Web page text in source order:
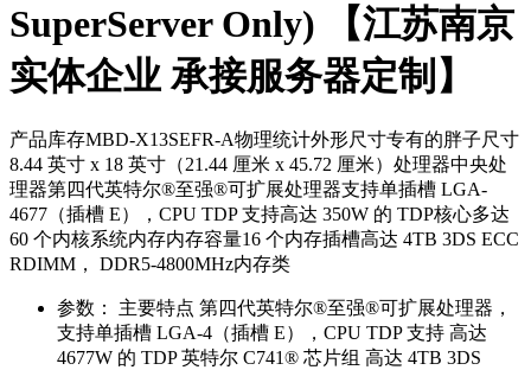
SuperServer Only) 【江苏南京
实体企业 承接服务器定制】
产品库存MBD-X13SEFR-A物理统计外形尺寸专有的胖子尺寸
8.44 英寸 x 18 英寸（21.44 厘米 x 45.72 厘米）处理器中央处
理器第四代英特尔®至强®可扩展处理器支持单插槽 LGA-
4677（插槽 E），CPU TDP 支持高达 350W 的 TDP核心多达
60 个内核系统内存内存容量16 个内存插槽高达 4TB 3DS ECC
RDIMM， DDR5-4800MHz内存类
参数：
主要特点 第四代英特尔®至强®可扩展处理器，
支持单插槽 LGA-4（插槽 E），CPU TDP 支持 高达
4677W 的 TDP 英特尔 C741® 芯片组 高达 4TB 3DS